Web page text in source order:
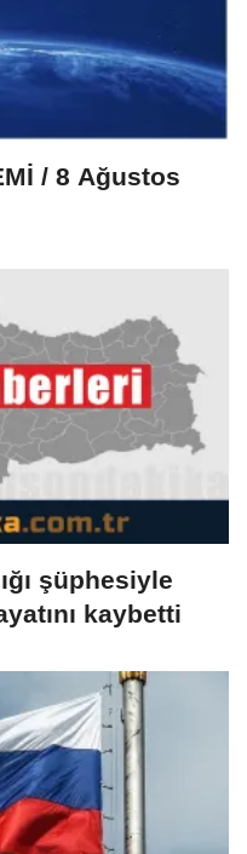
/ 8 Ağustos
şüphesiyle
kaybetti